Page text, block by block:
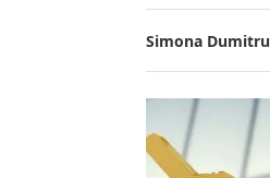
Simona Dumitru